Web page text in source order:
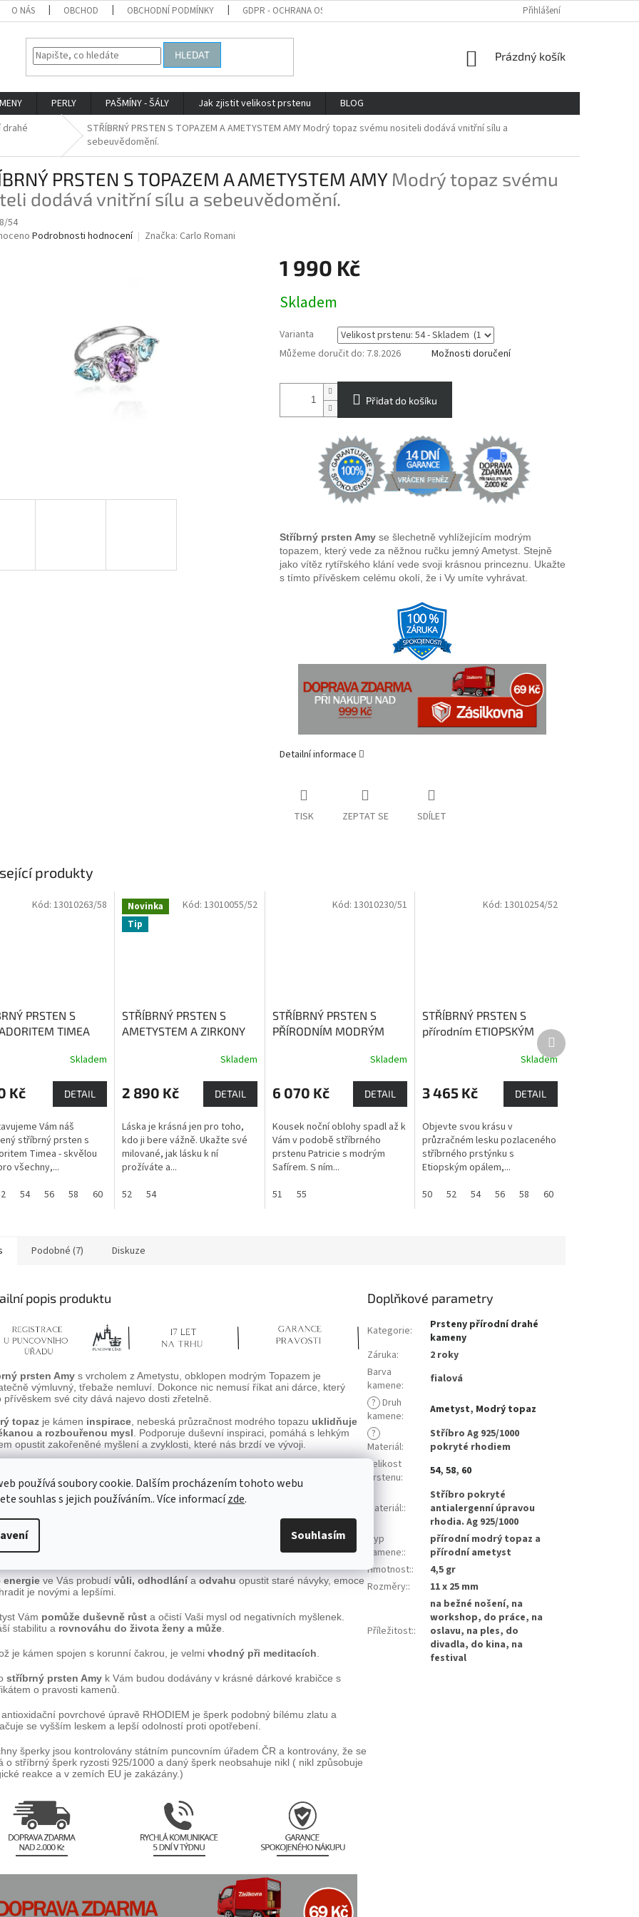
používá soubory cookie. Dalším procházením tohoto webu
souhlas s jejich používáním.. Více informacízde.
Souhlasím
O NÁS OBCHOD OBCHODNÍ PODMÍNKY GDPR - OCHRANA OSOBNÍCH ÚDAJŮ VŠE O NÁKUPU
Přihlášení
HLEDAT
NÁKUPNÍ
Prázdný košík
PERLY PAŠMÍNY - ŠÁLY Jak zjistit velikost prstenu BLOG
STŘÍBRNÝ PRSTEN S TOPAZEM A AMETYSTEM AMYModrý topaz svému nositeli dodává vnitřní sílu a
sebeuvědomění.
PRSTEN S TOPAZEM A AMETYSTEM AMY Modrý topaz svému
dodává vnitřní sílu a sebeuvědomění.
54
Podrobnosti hodnocení Značka: Carlo Romani
1 990 Kč
cena:
Skladem
Varianta
Můžeme doručit do: 7.8.2026 Možnosti doručení
Přidat do košíku
Stříbrný prsten Amyse šlechetně vyhlížejícím modrým
topazem, který vede za něžnou ručku jemný Ametyst. Stejně
jako vítěz rytířského klání vede svoji krásnou princeznu. Ukažte
s tímto přívěskem celému okolí, že i Vy umíte vyhrávat.
Detailní informace
TISK ZEPTAT SE SDÍLET
produkty
PRSTEN S
TIMEA
mystiky, proměny
Skladem
Kč DETAIL
Vám náš
stříbrný prsten s
Timea - skvělou
všechny,...
54 56 58 60
Kód: 13010263/58
Novinka
Tip
STŘÍBRNÝ PRSTEN S
AMETYSTEM A ZIRKONY
obohacuje naši láskuSkladem
2 890 Kč DETAIL
Láska je krásná jen pro toho,
kdo ji bere vážně. Ukažte své
milované, jak lásku k ní
prožíváte a...
52
54
Kód: 13010055/52
STŘÍBRNÝ PRSTEN S
PŘÍRODNÍM MODRÝM
kamenem moudrosti,
upřímnosti a věrnosti
Skladem
6 070 Kč DETAIL
Kousek noční oblohy spadl až k
Vám v podobě stříbrného
prstenu Patricie s modrým
Safírem. S ním...
51
55
Kód:13010230/51
STŘÍBRNÝ PRSTEN S
přírodním ETIOPSKÝM
OPÁLEM LILI (POZLACENÝ)
kámen lásky, něhy, vášně,
důvěry a věrnosti
Skladem
3 465 Kč DETAIL
Objevte svou krásu v
průzračném lesku pozlaceného
stříbrného prstýnku s
Etiopským opálem,...
50
52 54 56 58 60
Kód: 13010254/52
Další
produkt
Podobné (7) Diskuze
popis produktu
prsten Amy s vrcholem z Ametystu, obklopen modrým Topazem je
výmluvný, třebaže nemluví. Dokonce nic nemusí říkat ani dárce, který
přívěskem své city dává najevo dosti zřetelně.
topaz je kámen inspirace, nebeská průzračnost modrého topazu uklidňuje
a rozbouřenou mysl. Podporuje duševní inspiraci, pomáhá s lehkým
opustit zakořeněné myšlení a zvyklosti, které nás brzdí ve vývoji.
sílu a sebeuvědomění.
zvěrokruhu je modrý topaz kamenem pro znameníVodnář
a jeho fialový plamen má schopnost léčit duši, hojit a dodat vnitřní sílu
kámen Ametyst je též kamenem inspirace, meditace a duševní čistoty.
energie ve Vás probudí vůli, odhodlánía odvahu opustit staré návyky, emoce
je novými a lepšími.
Vám pomůže duševně růst a očistí Vaši mysl od negativních myšlenek.
stabilitu a rovnováhu do života ženy a může.
je kámen spojen s korunní čakrou, je velmi vhodný při meditacích.
stříbrný prsten Amy k Vám budou dodávány v krásné dárkové krabičce s
o pravosti kamenů.
povrchové úpravě RHODIEM je šperk podobný bílému zlatu a
se vyšším leskem a lepší odolností proti opotřebení.
šperky jsou kontrolovány státním puncovním úřadem ČR a kontrovány, že se
o stříbrný šperk ryzosti 925/1000 a daný šperk neobsahuje nikl ( nikl způsobuje
reakce a v zemích EU je zakázány.)
Doplňkové parametry
Kategorie:
Prsteny přírodní drahé
kameny
Záruka:
2 roky
Barva
kamene:
fialová
? Druh
kamene: Ametyst, Modrý topaz
?
Materiál:
Stříbro Ag 925/1000
pokryté rhodiem
Velikost
prstenu: 54,58, 60
Materiál::
Stříbro pokryté
antialergenní úpravou
rhodia. Ag 925/1000
Typ
kamene::
přírodní modrý topaz a
přírodní ametyst
Hmotnost::
4,5 gr
Rozměry:: 11 x 25 mm
Příležitost::
na bežné nošení, na
workshop, do práce, na
oslavu, na ples, do
divadla, do kina, na
festival